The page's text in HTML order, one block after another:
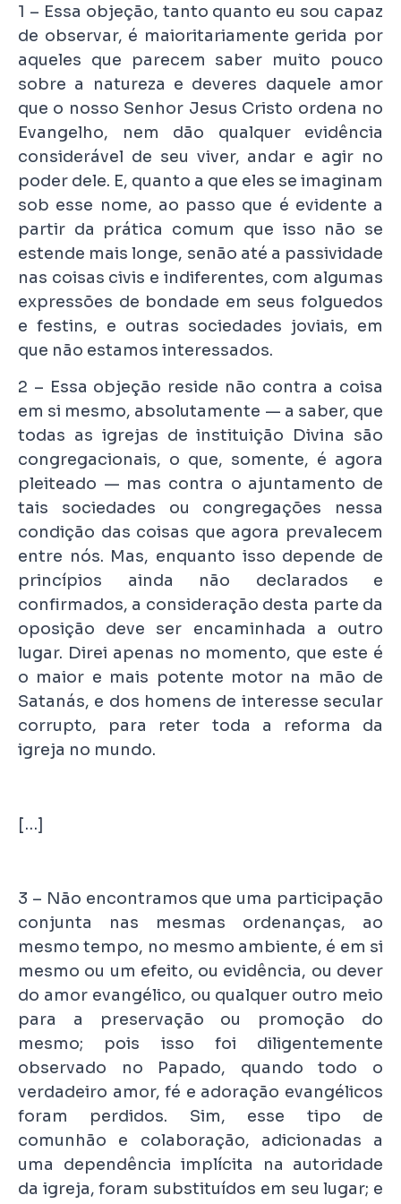
1 – Essa objeção, tanto quanto eu sou capaz
de observar, é maioritariamente gerida por
aqueles que parecem saber muito pouco
sobre a natureza e deveres daquele amor
que o nosso Senhor Jesus Cristo ordena no
Evangelho, nem dão qualquer evidência
considerável de seu viver, andar e agir no
poder dele. E, quanto a que eles se imaginam
sob esse nome, ao passo que é evidente a
partir da prática comum que isso não se
estende mais longe, senão até a passividade
nas coisas civis e indiferentes, com algumas
expressões de bondade em seus folguedos
e festins, e outras sociedades joviais, em
que não estamos interessados.
2 – Essa objeção reside não contra a coisa
em si mesmo, absolutamente — a saber, que
todas as igrejas de instituição Divina são
congregacionais, o que, somente, é agora
pleiteado — mas contra o ajuntamento de
tais sociedades ou congregações nessa
condição das coisas que agora prevalecem
entre nós. Mas, enquanto isso depende de
princípios ainda não declarados e
confirmados, a consideração desta parte da
oposição deve ser encaminhada a outro
lugar. Direi apenas no momento, que este é
o maior e mais potente motor na mão de
Satanás, e dos homens de interesse secular
corrupto, para reter toda a reforma da
igreja no mundo.
[…]
3 – Não encontramos que uma participação
conjunta nas mesmas ordenanças, ao
mesmo tempo, no mesmo ambiente, é em si
mesmo ou um efeito, ou evidência, ou dever
do amor evangélico, ou qualquer outro meio
para a preservação ou promoção do
mesmo; pois isso foi diligentemente
observado no Papado, quando todo o
verdadeiro amor, fé e adoração evangélicos
foram perdidos. Sim, esse tipo de
comunhão e colaboração, adicionadas a
uma dependência implícita na autoridade
da igreja, foram substituídos em seu lugar; e